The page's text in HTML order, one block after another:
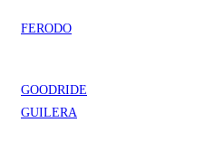
FERODO
GOODRIDE
GUILERA